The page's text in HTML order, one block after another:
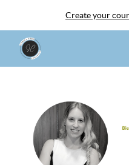
Create your